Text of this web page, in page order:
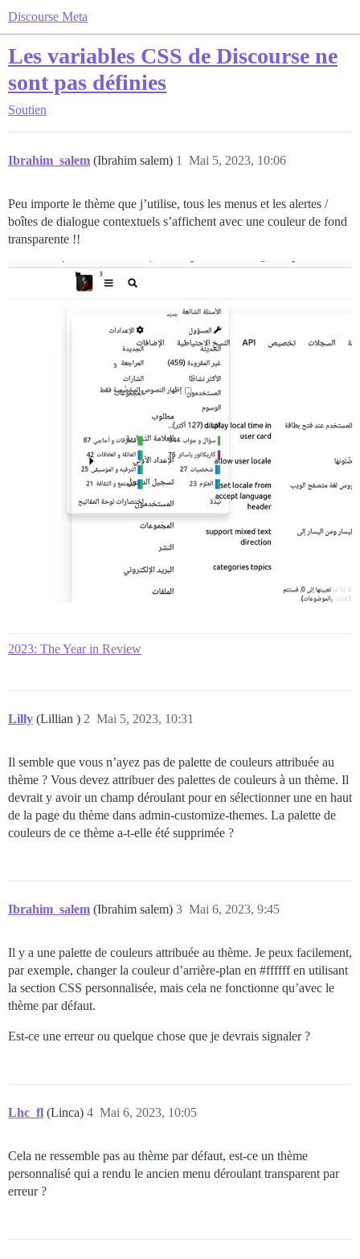
Discourse Meta
Les variables CSS de Discourse ne
sont pas définies
Soutien
Ibrahim_salem (Ibrahim salem) Mai 5, 2023, 10:06
1
Peu importe le thème que j’utilise, tous les menus et les alertes /
boîtes de dialogue contextuels s’affichent avec une couleur de fond
transparente !!
2023: The Year in Review
Lilly (Lillian ) Mai 5, 2023, 10:31
2
Il semble que vous n’ayez pas de palette de couleurs attribuée au
thème ? Vous devez attribuer des palettes de couleurs à un thème. Il
devrait y avoir un champ déroulant pour en sélectionner une en haut
de la page du thème dans admin-customize-themes. La palette de
couleurs de ce thème a-t-elle été supprimée ?
Ibrahim_salem (Ibrahim salem) Mai 6, 2023, 9:45
3
Il y a une palette de couleurs attribuée au thème. Je peux facilement,
par exemple, changer la couleur d’arrière-plan en #ffffffen utilisant
la section CSS personnalisée, mais cela ne fonctionne qu’avec le
thème par défaut.
Est-ce une erreur ou quelque chose que je devrais signaler ?
Lhc_fl (Linca) Mai 6, 2023, 10:05
4
Cela ne ressemble pas au thème par défaut, est-ce un thème
personnalisé qui a rendu le ancien menu déroulant transparent par
erreur ?